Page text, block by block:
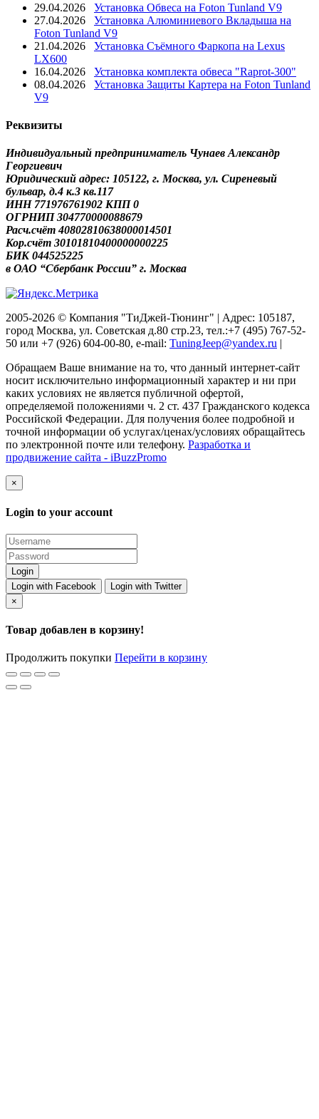
29.04.2026
Установка Обвеса на Foton Tunland V9
27.04.2026
Установка Алюминиевого Вкладыша на
Foton Tunland V9
21.04.2026
Установка Съёмного Фаркопа на Lexus
LX600
16.04.2026
Установка комплекта обвеса "Raprot-300"
08.04.2026
Установка Защиты Картера на Foton Tunland
V9
Реквизиты
Индивидуальный предприниматель Чунаев Александр
Георгиевич
Юридический адрес: 105122, г. Москва, ул. Сиреневый
бульвар, д.4 к.3 кв.117
ИНН 771976761902 КПП 0
ОГРНИП 304770000088679
Расч.счёт 40802810638000014501
Кор.счёт 30101810400000000225
БИК 044525225
в ОАО “Сбербанк России” г. Москва
2005-2026 © Компания "ТиДжей-Тюнинг" | Адрес: 105187,
город Москва, ул. Советская д.80 стр.23, тел.:+7 (495) 767-52-
50 или +7 (926) 604-00-80, e-mail: TuningJeep@yandex.ru |
Обращаем Ваше внимание на то, что данный интернет-сайт
носит исключительно информационный характер и ни при
каких условиях не является публичной офертой,
определяемой положениями ч. 2 ст. 437 Гражданского кодекса
Российской Федерации. Для получения более подробной и
точной информации об услугах/ценах/условиях обращайтесь
по электронной почте или телефону. Разработка и
продвижение сайта - iBuzzPromo
×
Login to your account
Login with Facebook
Login with Twitter
×
Товар добавлен в корзину!
Продолжить покупки Перейти в корзину